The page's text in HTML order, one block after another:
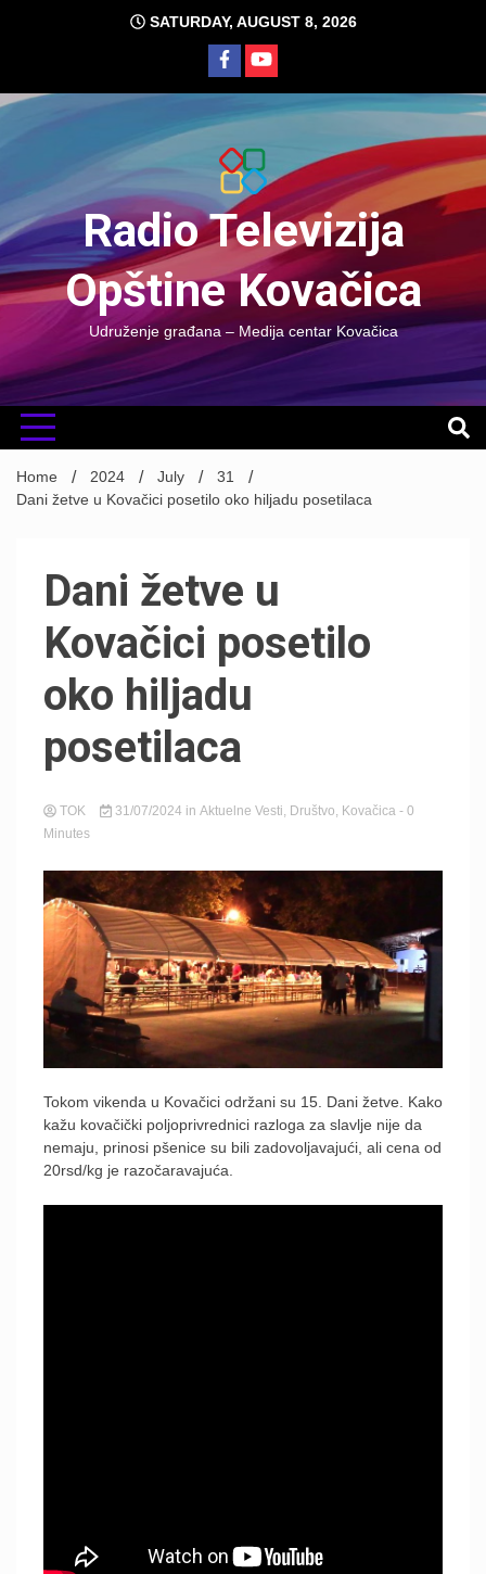
SATURDAY, AUGUST 8, 2026
Radio Televizija
Opštine Kovačica
Udruženje građana – Medija centar Kovačica
Home 2024 July
31
Dani žetve u Kovačici posetilo oko hiljadu posetilaca
Dani žetve u
Kovačici posetilo
oko hiljadu
posetilaca
TOK 31/07/2024 in Aktuelne Vesti, Društvo, Kovačica - 0
Minutes
Tokom vikenda u Kovačici održani su 15. Dani žetve. Kako
kažu kovačički poljoprivrednici razloga za slavlje nije da
nemaju, prinosi pšenice su bili zadovoljavajući, ali cena od
20rsd/kg je razočaravajuća.